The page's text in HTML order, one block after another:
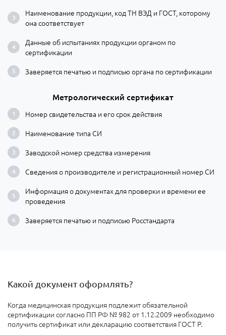
Наименование продукции, код ТН ВЭД и ГОСТ, которому
она соответствует
Данные об испытаниях продукции органом по
сертификации
Заверяется печатью и подписью органа по сертификации
Метрологический сертификат
Номер свидетельства и его срок действия
Наименование типа СИ
Заводской номер средства измерения
Сведения о производителе и регистрационный номер СИ
Информация о документах для проверки и времени ее
проведения
Заверяется печатью и подписью Росстандарта
Какой документ оформлять?
Когда медицинская продукция подлежит обязательной
сертификации согласно ПП РФ № 982 от 1.12.2009 необходимо
получить сертификат или декларацию соответствия ГОСТ Р.